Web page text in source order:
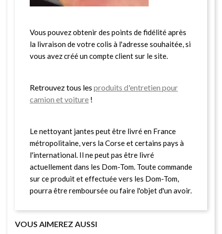
Vous pouvez obtenir des points de fidélité après
la livraison de votre colis à l'adresse souhaitée, si
vous avez créé un compte client sur le site.
Retrouvez tous les produits d'entretien pour
camion et voiture !
Le nettoyant jantes peut être livré en France
métropolitaine, vers la Corse et certains pays à
l'international. Il ne peut pas être livré
actuellement dans les Dom-Tom. Toute commande
sur ce produit et effectuée vers les Dom-Tom,
pourra être remboursée ou faire l'objet d'un avoir.
VOUS AIMEREZ AUSSI